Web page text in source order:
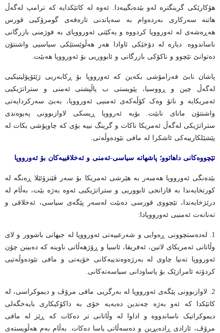
هۆکارێکی گرینگترە لەو بێدەنگییەدا. ئەوە لە کاتێکدایە کە ترامپ لەگەڵ
هاتنە سەرکاری بەردەوام بە سەپاندنی تارەفەی گومرۆکیی قورس
هەڕەشەی لە ئەورووپا کردووە و یەکێتی ئەورووپای بە فوژمنی بازرگانی
ناساندووە. دیارە لە دۆخێکی ئاوادا هەر هەڵوێستێکی سیاسیی واشنتۆن
دەتوانێ تێچوو و ناکۆکی بازرگانی و ئابووریی بۆ ئەورووپا هەبێت.
پاشان نابێ فەرامۆشی بکەین کە ئەورووپا بۆ ڕکابەریی ژێئۆپۆلیتیکیی
لەگەڵ چین و ڕووسیا، پێویستی ب پاڵپشتی ئەمنی و ستراتژیکیی
ئەمریکایە و ناتۆ وەک کۆڵەکەی ئەمنیی ئەورووپا، بەبێ سەرکردایەتی
واشنتۆن مانای نابێت. بۆیە ئەرووپا ڕیسکی لاوازبوونی پەیوەندی
ستراتژیکی لەگەڵ ئەمریکا ناکات و گرینگ نییە بۆی کە چاوپۆشی بکات لە
پێشێلکارییەکی ئاشکرا لە مافی نێودەوڵەتی.
تێچووەکانی داهاتوو؛ پاشهاتە سیاسی-ئەمنی و ئەخلاقییەکان بۆ ئەورووپا
بێدەنگی ئەورووپا هەمبەر بە هێرشی ئەمریکا بۆ سەر ڤێنزۆئێلا ڕەنگە لە
کورتخایەندا بە قازانجی ئابووریی و ستراتژیکیی ئەوە بەژە بێت، بەڵام لە
درێژخایەندا، تێچووی قورسی دەبێت لەسەر پێگەی سیاسی، ئەخلاقی و
تەنانەت ئەمنیی ئەورووپادا:
1. لەدەستچوونی ڕەوایی و شەرعییەتی ئەورووپا لە جیهانی باشوور و لای
وڵاتانی ئەمریکای لاتین، ئەفریقا، ئاسیا و ڕۆژهەڵاتی ناوینە کە دەبینن چۆن
ئەورووپا تەنیا چاوی لە بەرژەوەندییەکانی خۆیەتی و مافی نێودەوڵەتیی
کردۆتە ئامرازێک بۆ پاساودانی سیاسەتەکانی.
2. لاوازبوونی پێگەی ئەورووپا لە بەرگریی مافی مرۆڤ و دیموکراسی، لە
کاتێکدا کە ئەو بەژە چەندین دەیەیە خۆی بە داکۆکیکاری بایەخگەلی
دیموکراتیک ناساندووە و اداوا لە وڵاتانی تر دەکات کە ڕێز لە مافی
مرۆڤ، ئازادی ڕادەبڕین و دەسەڵاتی یاسا دەکات. بەڵام بەم هەڵویستەی